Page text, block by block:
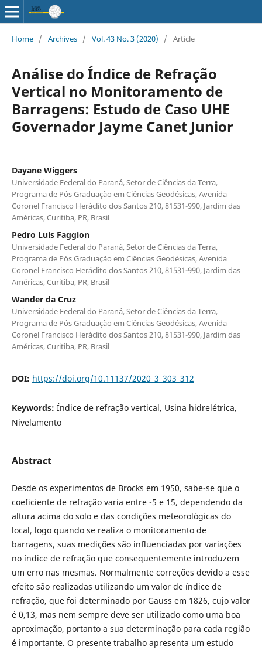
Home / Archives / Vol. 43 No. 3 (2020) / Article
Análise do Índice de Refração
Vertical no Monitoramento de
Barragens: Estudo de Caso UHE
Governador Jayme Canet Junior
Dayane Wiggers
Universidade Federal do Paraná, Setor de Ciências da Terra,
Programa de Pós Graduação em Ciências Geodésicas, Avenida
Coronel Francisco Heráclito dos Santos 210, 81531-990, Jardim das
Américas, Curitiba, PR, Brasil
Pedro Luis Faggion
Universidade Federal do Paraná, Setor de Ciências da Terra,
Programa de Pós Graduação em Ciências Geodésicas, Avenida
Coronel Francisco Heráclito dos Santos 210, 81531-990, Jardim das
Américas, Curitiba, PR, Brasil
Wander da Cruz
Universidade Federal do Paraná, Setor de Ciências da Terra,
Programa de Pós Graduação em Ciências Geodésicas, Avenida
Coronel Francisco Heráclito dos Santos 210, 81531-990, Jardim das
Américas, Curitiba, PR, Brasil
DOI: https://doi.org/10.11137/2020_3_303_312
Keywords: Índice de refração vertical, Usina hidrelétrica,
Nivelamento
Abstract
Desde os experimentos de Brocks em 1950, sabe-se que o
coeficiente de refração varia entre -5 e 15, dependendo da
altura acima do solo e das condições meteorológicas do
local, logo quando se realiza o monitoramento de
barragens, suas medições são influenciadas por variações
no índice de refração que consequentemente introduzem
um erro nas mesmas. Normalmente correções devido a esse
efeito são realizadas utilizando um valor de índice de
refração, que foi determinado por Gauss em 1826, cujo valor
é 0,13, mas nem sempre deve ser utilizado como uma boa
aproximação, portanto a sua determinação para cada região
é importante. O presente trabalho apresenta um estudo